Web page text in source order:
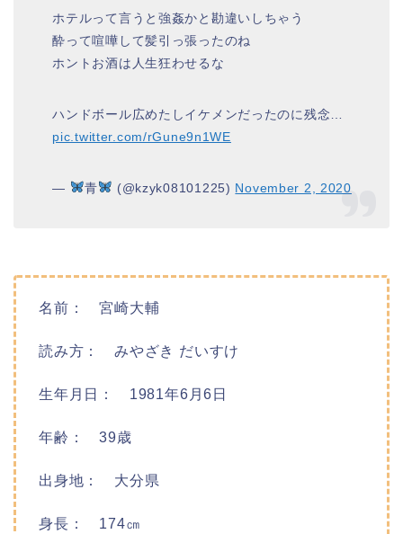
ホテルって言うと強姦かと勘違いしちゃう
酔って喧嘩して髪引っ張ったのね
ホントお酒は人生狂わせるな
ハンドボール広めたしイケメンだったのに残念…
pic.twitter.com/rGune9n1WE
— 青 (@kzyk08101225) November 2, 2020
名前： 宮崎大輔
読み方： みやざき だいすけ
生年月日： 1981年6月6日
年齢： 39歳
出身地： 大分県
身長： 174㎝